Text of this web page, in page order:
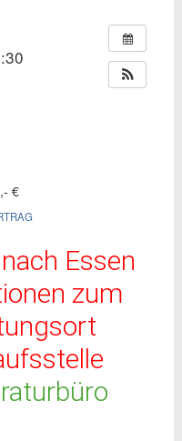
€
Essen
zum